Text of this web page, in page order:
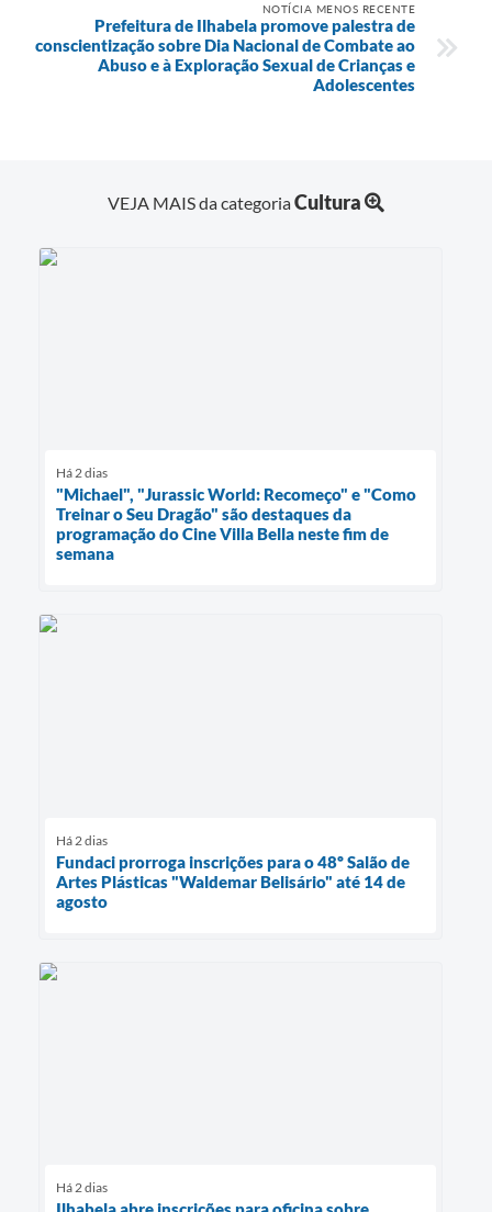
NOTÍCIA MENOS RECENTE
Prefeitura de Ilhabela promove palestra de
conscientização sobre Dia Nacional de Combate ao
Abuso e à Exploração Sexual de Crianças e
Adolescentes
VEJA MAIS da categoriaCultura
Há 2 dias
"Michael", "Jurassic World: Recomeço" e "Como
Treinar o Seu Dragão" são destaques da
programação do Cine Villa Bella neste fim de
semana
Há 2 dias
Fundaci prorroga inscrições para o 48º Salão de
Artes Plásticas "Waldemar Belisário" até 14 de
agosto
Há 2 dias